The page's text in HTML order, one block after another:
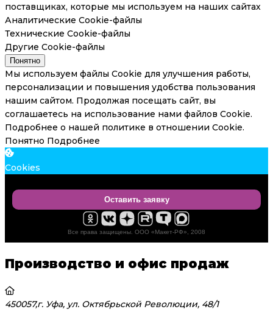
поставщиках, которые мы используем на наших сайтах
Аналитические Cookie-файлы
Технические Cookie-файлы
Другие Cookie-файлы
Понятно
Мы используем файлы Cookie для улучшения работы,
персонализации и повышения удобства пользования
нашим сайтом. Продолжая посещать сайт, вы
соглашаетесь на использование нами файлов Cookie.
Подробнее о нашей политике в отношении Cookie.
Понятно Подробнее
Cookies
Оставить заявку
Все права защищены. ООО «Макет-РФ», 2008
Производство и офис продаж
450057,г. Уфа, ул. Октябрьской Революции, 48/1